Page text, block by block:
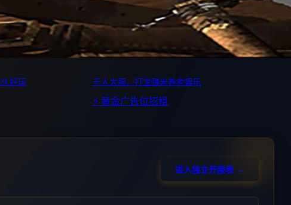
好玩
千人大服，打宝赚米养老娱乐
⚡ 黄金广告位招租
进入独立开服表 →